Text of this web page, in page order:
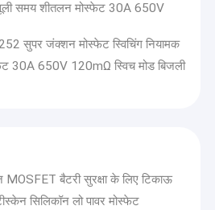
समय शीतलन मोस्फेट 30A 650V
सुपर जंक्शन मोस्फेट स्विचिंग नियामक
30A 650V 120mΩ स्विच मोड बिजली
MOSFET बैटरी सुरक्षा के लिए टिकाऊ
सिलिकॉन लो पावर मोस्फेट